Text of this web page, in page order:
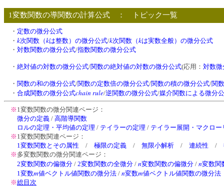
1変数関数の導関数の計算公式 ： トピック一覧
・ 定数の微分公式
・ k次関数（kは整数）の微分公式/k次関数（kは実数全般）の微分公式
・ 対数関数の微分公式/指数関数の微分公式
・ 絶対値の対数の微分公式/関数の絶対値の対数の微分公式(応用： 対数微
・ 関数の和の微分公式/関数の定数倍の微分公式/関数の積の微分公式/関
・ 合成関数の微分公式chain rule/逆関数の微分公式/媒介関数による微分
※ 1変数関数の微分関連ページ：
微分の定義 / 高階導関数
ロルの定理・平均値の定理 / テイラーの定理 / テイラー展開・マクロー
※ 1変数関数関連ページ：
1変数関数とその属性 / 極限の定義 / 無限小解析 / 連続性 /
※ 多変数関数の微分関連ページ：
2変数関数の偏微分 / 2変数関数の全微分 / n変数関数の偏微分 / n変数関
1変数m値ベクトル値関数の微分法 / n変数m値ベクトル値関数の微分法
※総目次